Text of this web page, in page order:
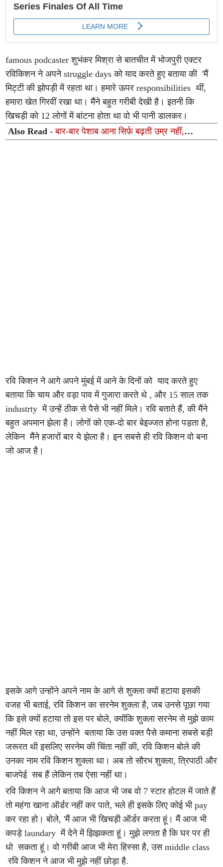
famous podcaster शुभंकर मिश्रा से बातचीत में भोजपुरी एक्टर
रविकिशन ने अपने struggle days को याद करते हुए बताया की 'मैं
मिट्टी की झोपड़ी में रहता था। हमारे ऊपर responsibilities थीं,
हमारा खेत गिरवीं रखा था। मैंने बहुत गरीबी देखी है। इतनी कि
खिचड़ी को 12 लोगों में बांटना होता था वो भी पानी डालकर।
Also Read -बार-बार पेशाब आना सिर्फ़ बढ़ती उम्र नहीं,
प्रोस्टेट कैंसर का शुरुआती संकेत भी हो सकता है
रवि किशन ने आगे अपने मुंबई में आने के दिनों को याद करते हुए
बताया कि चाय और वड़ा पाव में गुजारा करते थे , और 15 साल तक
industrty में उन्हें ठीक से पैसे भी नहीं मिले। रवि बताते हैं, की मैंने
बहुत अपमान झेला है। लोगों को एक-दो बार बेइज्जत होना पड़ता है,
लेकिन मैंने हजारों बार ये झेला है। इन सबसे ही रवि किशन वो बना
जो आज है।
इसके आगे उन्होंने अपने नाम के आगे से शुक्ला क्यों हटाया इसकी
वजह भी बताई, रवि किशन का सरनेम शुक्ला है, जब उनसे पूछा गया
कि इसे क्यों हटाया तो इस पर बोले, क्योंकि शुक्ला सरनेम से मुझे काम
नहीं मिल रहा था, उन्होंने बताया कि उस वक्त पैसे कमाना सबसे बड़ी
जरूरत थी इसलिए सरनेम की चिंता नहीं की, रवि किशन बोले की
उनका नाम रवि किशन शुक्ला था। अब तो सौरभ शुक्ला, त्रिपाठी और
बाजपेई सब हैं लेकिन तब ऐसा नहीं था।
रवि किशन ने आगे बताया कि आज भी जब वो 7 स्टार होटल में जाते हैं
तो महंगा खाना ऑर्डर नहीं कर पाते, भले ही इसके लिए कोई भी pay
कर रहा हो। बोले, 'मैं आज भी खिचड़ी ऑर्डर करता हूं। मैं आज भी
कपड़े laundary में देने में झिझकता हूं। मुझे लगता है कि घर पर ही
धो सकता हूं। वो गरीबी आज भी मेरा हिस्सा है, उस middle class
रवि किशन ने आज भी मुझे नहीं छोड़ा है.